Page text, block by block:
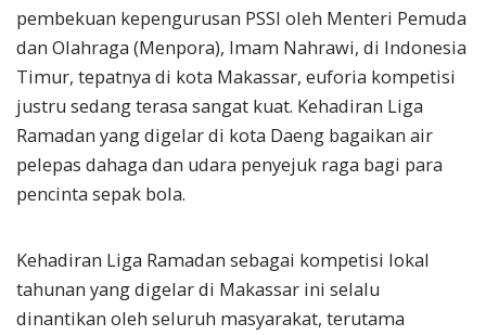
pembekuan kepengurusan PSSI oleh Menteri Pemuda
dan Olahraga (Menpora), Imam Nahrawi, di Indonesia
Timur, tepatnya di kota Makassar, euforia kompetisi
justru sedang terasa sangat kuat. Kehadiran Liga
Ramadan yang digelar di kota Daeng bagaikan air
pelepas dahaga dan udara penyejuk raga bagi para
pencinta sepak bola.
Kehadiran Liga Ramadan sebagai kompetisi lokal
tahunan yang digelar di Makassar ini selalu
dinantikan oleh seluruh masyarakat, terutama